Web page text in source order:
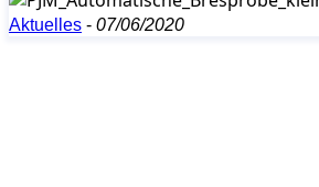
Aktuelles - 07/06/2020